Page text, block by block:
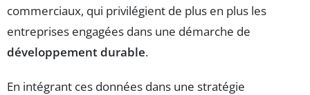
commerciaux, qui privilégient de plus en plus les
entreprises engagées dans une démarche de
développement durable.
En intégrant ces données dans une stratégie